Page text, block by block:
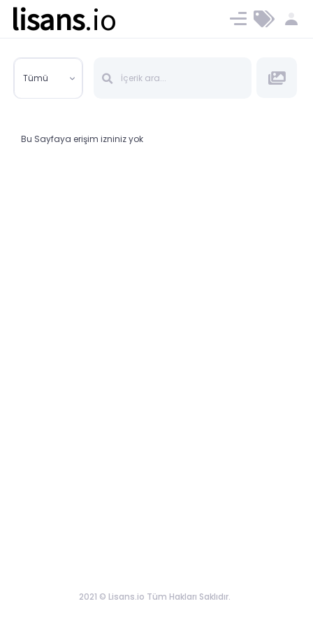
lisans.io Ücret ve Planlar
Tümü
Bu Sayfaya erişim izniniz yok
2021 © Lisans.io Tüm Hakları Saklıdır.